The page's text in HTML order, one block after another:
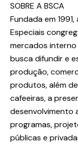
SOBRE A BSCA
Fundada em
Especiais
mercados
busca difundir e
produção,
produtos, além
cafeeiras, a
desenvolvimento
programas,
públicas e